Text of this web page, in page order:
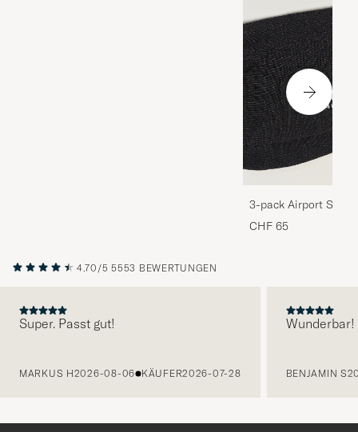
3-pack Airport
Melange
CHF 65
4.70/5 5553 BEWERTUNGEN
Super. Passt gut!
MARKUS H2026-08-06 KÄUFER2026-07-28
Wunderbar!
BENJAMIN S